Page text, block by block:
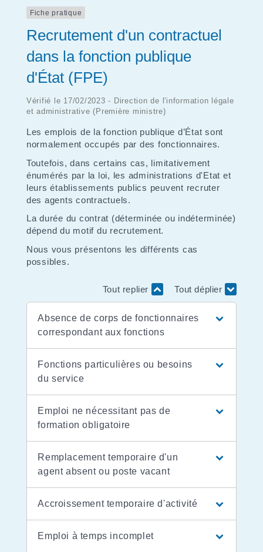
Fiche pratique
Recrutement d'un contractuel
dans la fonction publique
d'État (FPE)
Vérifié le 17/02/2023 - Direction de l'information légale
et administrative (Première ministre)
Les emplois de la fonction publique d’État sont
normalement occupés par des fonctionnaires.
Toutefois, dans certains cas, limitativement
énumérés par la loi, les administrations d'Etat et
leurs établissements publics peuvent recruter
des agents contractuels.
La durée du contrat (déterminée ou indéterminée)
dépend du motif du recrutement.
Nous vous présentons les différents cas
possibles.
Tout replier Tout déplier
Absence de corps de fonctionnaires
correspondant aux fonctions
Fonctions particulières ou besoins
du service
Emploi ne nécessitant pas de
formation obligatoire
Remplacement temporaire d'un
agent absent ou poste vacant
Accroissement temporaire d'activité
Emploi à temps incomplet